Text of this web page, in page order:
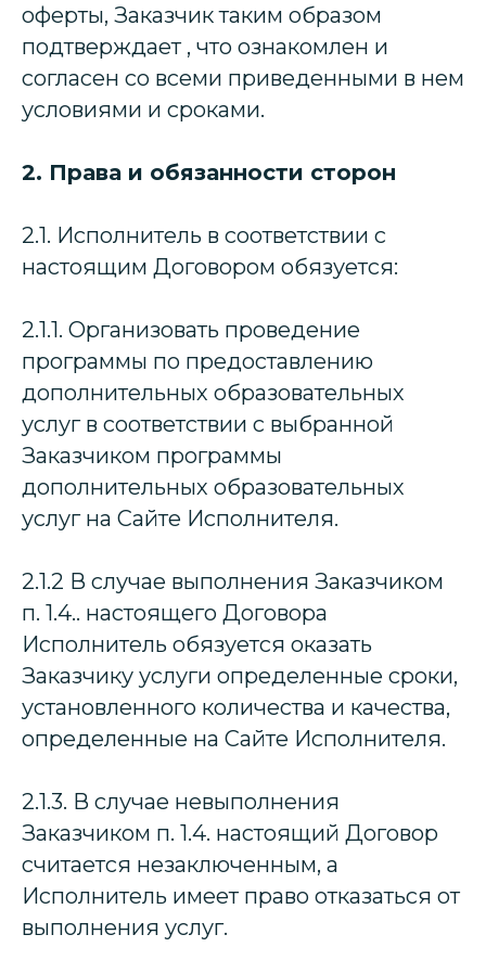
оферты, Заказчик таким образом
подтверждает , что ознакомлен и
согласен со всеми приведенными в нем
условиями и сроками.
2. Права и обязанности сторон
2.1. Исполнитель в соответствии с
настоящим Договором обязуется:
2.1.1. Организовать проведение
программы по предоставлению
дополнительных образовательных
услуг в соответствии с выбранной
Заказчиком программы
дополнительных образовательных
услуг на Сайте Исполнителя.
2.1.2 В случае выполнения Заказчиком
п. 1.4.. настоящего Договора
Исполнитель обязуется оказать
Заказчику услуги определенные сроки,
установленного количества и качества,
определенные на Сайте Исполнителя.
2.1.3. В случае невыполнения
Заказчиком п. 1.4. настоящий Договор
считается незаключенным, а
Исполнитель имеет право отказаться от
выполнения услуг.